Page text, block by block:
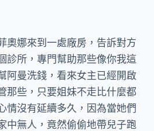
奧娜來到一處廠房，告訴對方
診所，專門幫助那些像你我這
阿曼洗錢，看來女主已經開啟
那些，只要姐妹不走比什麼都
情沒有延續多久，因為當她們
中無人，竟然偷偷地帶兒子跑